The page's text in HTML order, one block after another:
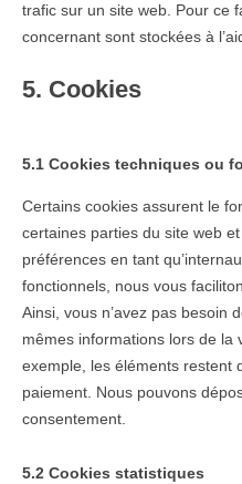
trafic sur un site web. Pour ce
concernant sont stockées à
5. Cookies
5.1 Cookies techniques ou
Certains cookies assurent le
certaines parties du site web
préférences en tant
fonctionnels, nous vous
Ainsi, vous n’avez pas besoin
mêmes informations lors de la
exemple, les éléments restent
paiement. Nous pouvons
consentement.
5.2 Cookies statistiques